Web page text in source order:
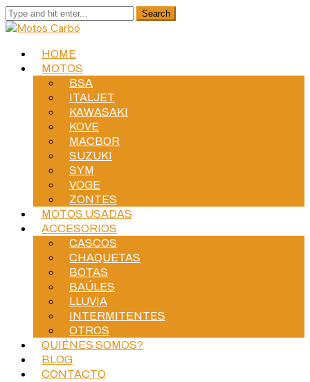
HOME
MOTOS
BSA
ITALJET
KAWASAKI
KOVE
MACBOR
SUZUKI
SYM
VOGE
ZONTES
MOTOS USADAS
ACCESORIOS
CASCOS
CHAQUETAS
BOTAS
BAÚLES
LLUVIA
INTERMITENTES
OTROS
QUIÉNES SOMOS?
BLOG
CONTACTO